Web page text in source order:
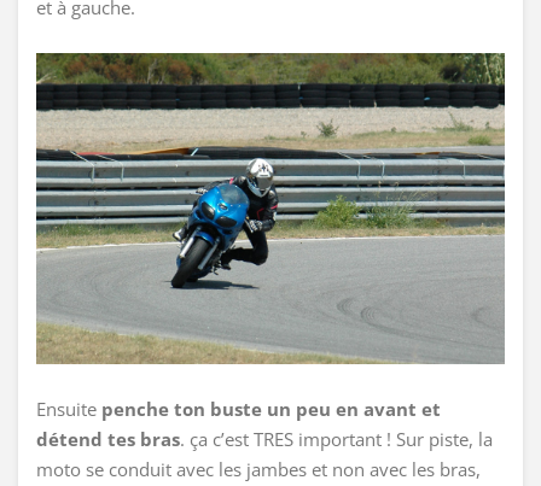
et à gauche.
Ensuite penche ton buste un peu en avant et
détend tes bras. ça c’est TRES important ! Sur piste, la
moto se conduit avec les jambes et non avec les bras,